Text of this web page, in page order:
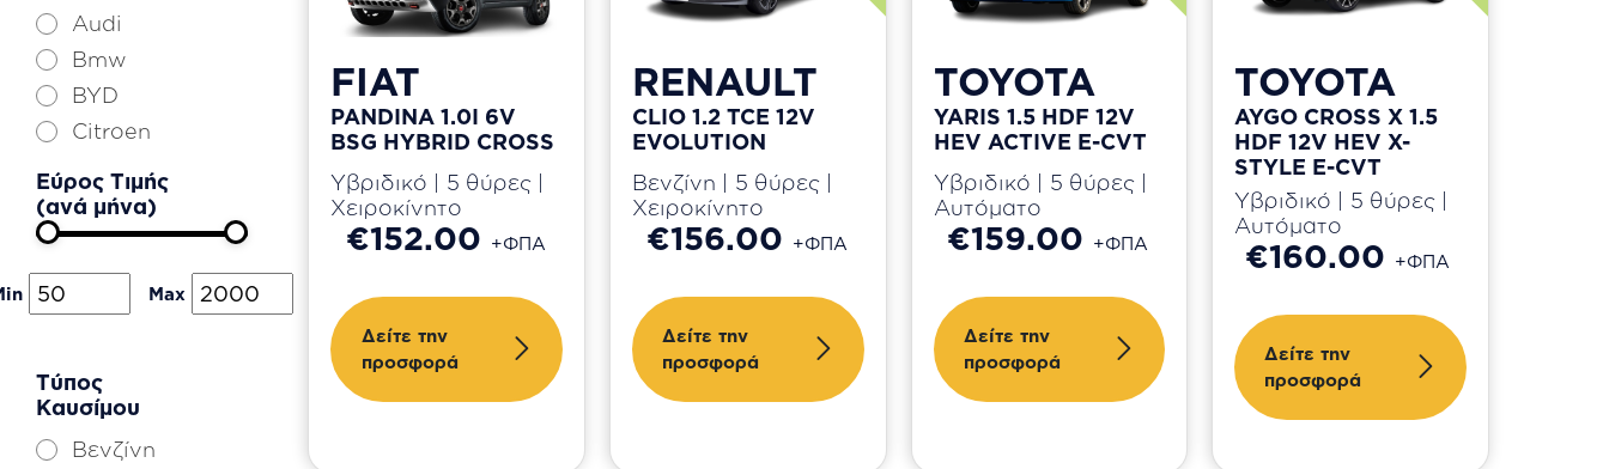
Audi
Bmw
BYD
Citroen
Dacia
DS
Fiat
Ford
Hyundai
Jaecoo
Jeep
Εύρος Τιμής
(ανά μήνα)
Max
Τύπος
Καυσίμου
Βενζίνη
FIAT
PANDINA 1.0I 6V
BSG HYBRID CROSS
Υβριδικό | 5 θύρες |
Χειροκίνητο
€152.00 +ΦΠΑ
Δείτε την
προσφορά
RENAULT
CLIO 1.2 TCE 12V
EVOLUTION
Βενζίνη | 5 θύρες |
Χειροκίνητο
€156.00 +ΦΠΑ
Δείτε την
προσφορά
TOYOTA
YARIS 1.5 HDF 12V
HEV ACTIVE E-CVT
Υβριδικό | 5 θύρες |
Αυτόματο
€159.00 +ΦΠΑ
Δείτε την
προσφορά
TOYOTA
AYGO CROSS X 1.5
HDF 12V HEV X-
STYLE E-CVT
Υβριδικό | 5 θύρες |
Αυτόματο
€160.00 +ΦΠΑ
Δείτε την
προσφορά